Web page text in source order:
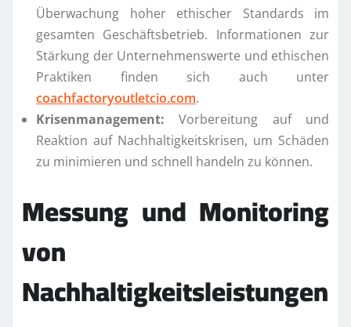
Überwachung hoher ethischer Standards im
gesamten Geschäftsbetrieb. Informationen zur
Stärkung der Unternehmenswerte und ethischen
Praktiken finden sich auch unter
coachfactoryoutletcio.com.
Krisenmanagement: Vorbereitung auf und
Reaktion auf Nachhaltigkeitskrisen, um Schäden
zu minimieren und schnell handeln zu können.
Messung und Monitoring
von
Nachhaltigkeitsleistungen